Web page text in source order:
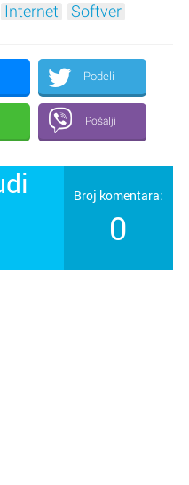
Internet Softver
Podeli
Pošalji
Broj komentara:
0